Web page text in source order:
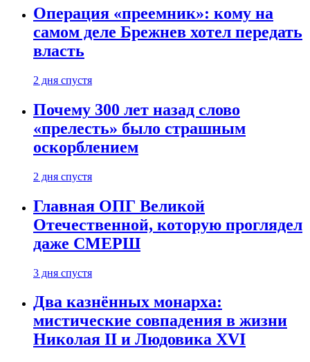
Операция «преемник»: кому на
самом деле Брежнев хотел передать
власть
2 дня спустя
Почему 300 лет назад слово
«прелесть» было страшным
оскорблением
2 дня спустя
Главная ОПГ Великой
Отечественной, которую проглядел
даже СМЕРШ
3 дня спустя
Два казнённых монарха:
мистические совпадения в жизни
Николая II и Людовика XVI